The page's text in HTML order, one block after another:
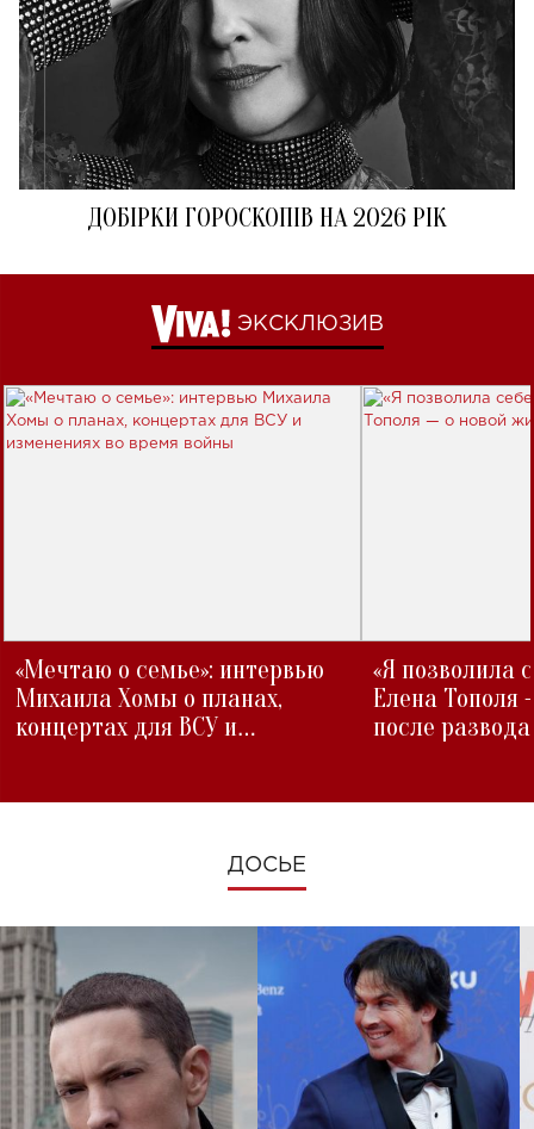
ДОБІРКИ ГОРОСКОПІВ НА 2026 РІК
ЭКСКЛЮЗИВ
«Мечтаю о семье»: интервью
Михаила Хомы о планах,
концертах для ВСУ и
«Я позволила
Елена Тополя
после развода
ДОСЬЕ